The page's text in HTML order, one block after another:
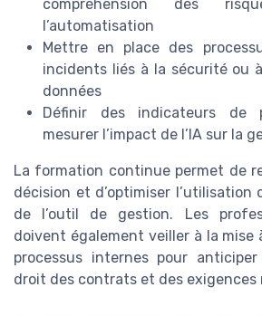
compréhension des
l’automatisation
Mettre en place des
incidents liés à la sécurité ou
données
Définir des indicateurs de
mesurer l’impact de l’IA sur la
La formation continue permet de
décision et d’optimiser
de l’outil de gestion. Les
doivent également veiller à la mise
processus internes pour
droit des contrats et des exigences